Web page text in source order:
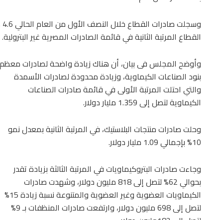
القطاع المرتبة الثانية في قائمة الصادرات المصرية غير البترولية.
وأوضح المجلس فى بيان، أن هناك زيادة واضحة لصادرات معظم
بنود الصناعات الكيماوية، وزيادة محدودة لصادرات الأسمدة
والتي احتلت المرتبة الأولى في قائمة صادرات الصناعات
الكيماوية لتصل إلى 1.359 مليار دولار.
وحلت صادرات منتجات البلاستيك، في المرتبة الثانية بمعدل نمو
10% بإجمالي 1.09 مليار دولار.
وجاءت صادرات البتروكيماويات في المرتبة الثالثة بزيادة تقدر
بحوالي 62% لتصل إلى 818 مليون دولار، وشهدت صادرات
الكيماويات العضوية وغير العضوية والمتنوعة نسبة زيادة 15%
لتصل إلى 698 مليون دولار، وارتفعت صادرات المنظفات بـ 9%